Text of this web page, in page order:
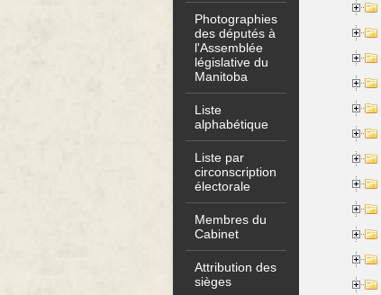
Photographies
des députés à
l'Assemblée
législative du
Manitoba
Liste
alphabétique
Liste par
circonscription
électorale
Membres du
Cabinet
Attribution des
sièges